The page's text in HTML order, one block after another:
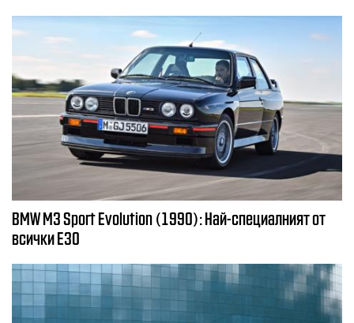
BMW M3 Sport Evolution (1990): Най-специалният от
всички E30